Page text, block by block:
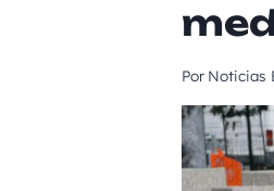
Por Noticias